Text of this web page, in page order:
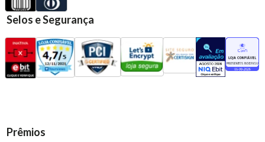
Selos e Segurança
Prêmios